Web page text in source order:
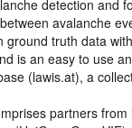
detection and
avalanche
ground truth data
is an easy to use
(lawis.at), a
partners